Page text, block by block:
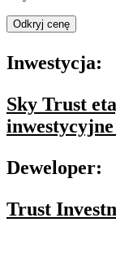
Odkryj cenę
Inwestycja:
Sky Trust
Deweloper:
Trust